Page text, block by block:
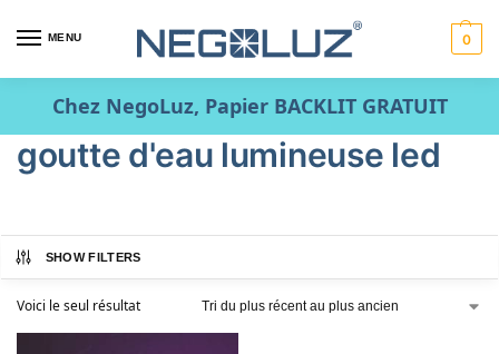
MENU 0
Chez NegoLuz, Papier BACKLIT GRATUIT
goutte d'eau lumineuse led
SHOW FILTERS
Voici le seul résultat